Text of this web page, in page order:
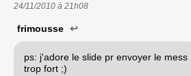
24/11/2010 à 21h08
frimousse ↩
ps: j'adore le slide pr envoyer le mess
trop fort ;)